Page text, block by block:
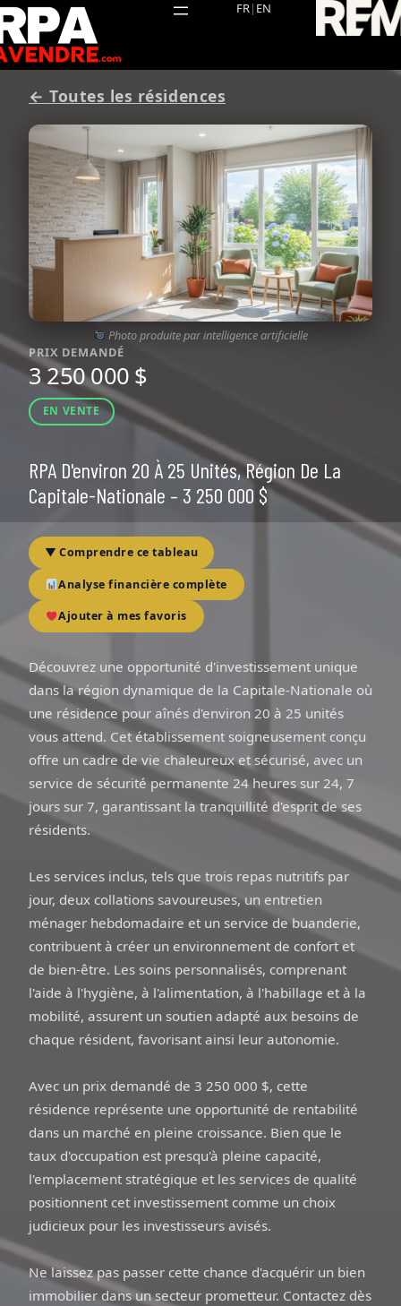
Aller
au
contenu
FR| EN
← Toutes les résidences
Photo produite par intelligence artificielle
PRIX DEMANDÉ
3 250 000 $
EN VENTE
RPA D'environ 20 À 25 Unités, Région De La
Capitale-Nationale – 3 250 000 $
▼ Comprendre ce tableau
Analyse financière complète
Ajouter à mes favoris
Découvrez une opportunité d'investissement unique
dans la région dynamique de la Capitale-Nationale où
une résidence pour aînés d'environ 20 à 25 unités
vous attend. Cet établissement soigneusement conçu
offre un cadre de vie chaleureux et sécurisé, avec un
service de sécurité permanente 24 heures sur 24, 7
jours sur 7, garantissant la tranquillité d'esprit de ses
résidents.
Les services inclus, tels que trois repas nutritifs par
jour, deux collations savoureuses, un entretien
ménager hebdomadaire et un service de buanderie,
contribuent à créer un environnement de confort et
de bien-être. Les soins personnalisés, comprenant
l'aide à l'hygiène, à l'alimentation, à l'habillage et à la
mobilité, assurent un soutien adapté aux besoins de
chaque résident, favorisant ainsi leur autonomie.
Avec un prix demandé de 3 250 000 $, cette
résidence représente une opportunité de rentabilité
dans un marché en pleine croissance. Bien que le
taux d'occupation est presqu'à pleine capacité,
l'emplacement stratégique et les services de qualité
positionnent cet investissement comme un choix
judicieux pour les investisseurs avisés.
Ne laissez pas passer cette chance d'acquérir un bien
immobilier dans un secteur prometteur. Contactez dès